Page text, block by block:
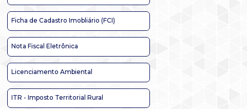
Ficha de Cadastro Imobliário (FCI)
Nota Fiscal Eletrônica
Licenciamento Ambiental
ITR - Imposto Territorial Rural